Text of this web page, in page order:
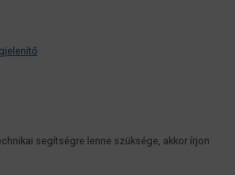
segítségre lenne szüksége, akkor írjon